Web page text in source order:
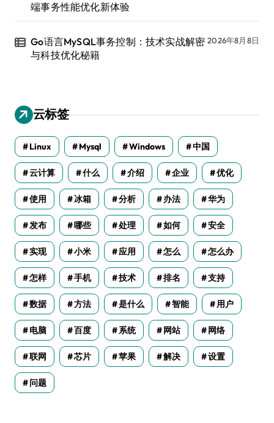
端事务性能优化新体验
Go语言MySQL事务控制：技术实战解密
与科技优化秘籍
2026年8月8日
云标签
Linux Mysql Windows 中国
云计算 什么 介绍 企业 优化
使用 冰箱 分析 办法 华为
发布 哪些 处理 如何 安全
实现 小米 应用 怎么 怎么办
怎样 手机 技术 排名 支持
数据 方法 是什么 智能 用户
电脑 百度 系统 网站 网络
联网 芯片 苹果 解决 设置
问题